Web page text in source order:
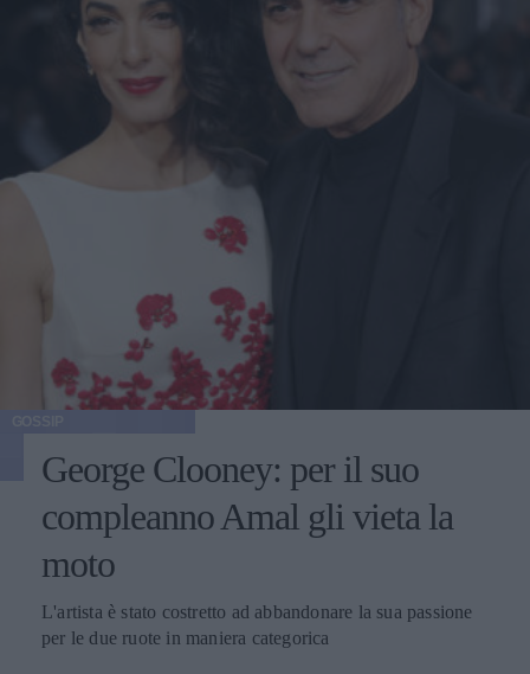
George Clooney: per il suo
compleanno Amal gli vieta la
moto
L'artista è stato costretto ad abbandonare la sua passione
per le due ruote in maniera categorica